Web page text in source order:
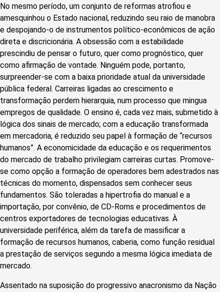
No mesmo período, um conjunto de reformas atrofiou e
amesquinhou o Estado nacional, reduzindo seu raio de manobra
e despojando-o de instrumentos político-econômicos de ação
direta e discricionária. A obsessão com a estabilidade
prescindiu de pensar o futuro, quer como prognóstico, quer
como afirmação de vontade. Ninguém pode, portanto,
surpreender-se com a baixa prioridade atual da universidade
pública federal. Carreiras ligadas ao crescimento e
transformação perdem hierarquia, num processo que mingua
empregos de qualidade. O ensino é, cada vez mais, submetido à
lógica dos sinais de mercado; com a educação transformada
em mercadoria, é reduzido seu papel à formação de “recursos
humanos”. A economicidade da educação e os requerimentos
do mercado de trabalho privilegiam carreiras curtas. Promove-
se como opção a formação de operadores bem adestrados nas
técnicas do momento, dispensados sem conhecer seus
fundamentos. São toleradas a hipertrofia do manual e a
importação, por convênio, de CD-Roms e procedimentos de
centros exportadores de tecnologias educativas. À
universidade periférica, além da tarefa de massificar a
formação de recursos humanos, caberia, como função residual
a prestação de serviços segundo a mesma lógica imediata de
mercado.
Assentado na suposição do progressivo anacronismo da Nação